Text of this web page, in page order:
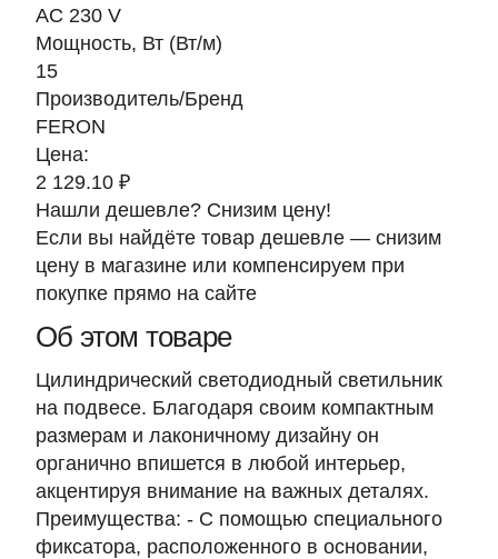
AC 230 V
Мощность, Вт (Вт/м)
15
Производитель/Бренд
FERON
Цена:
2 129.10 ₽
Нашли дешевле? Снизим цену!
Если вы найдёте товар дешевле — снизим
цену в магазине или компенсируем при
покупке прямо на сайте
Об этом товаре
Цилиндрический светодиодный светильник
на подвесе. Благодаря своим компактным
размерам и лаконичному дизайну он
органично впишется в любой интерьер,
акцентируя внимание на важных деталях.
Преимущества: - С помощью специального
фиксатора, расположенного в основании,